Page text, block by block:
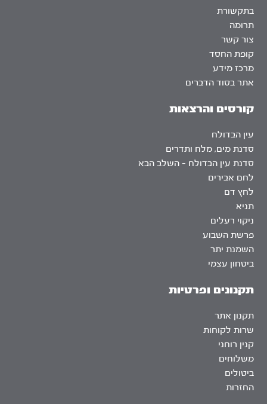
בתקשורת
תרומה
צור קשר
קופת החסד
מרכז מידע
אתר בסוד הדברים
קורסים והרצאות
עין הבדולח
סדנת מים, מלח ותדרים
סדנת עין הבדולח – השלב הבא
לחם אבירים
לחץ דם
תניא
ניקוי רעלים
פרשת השבוע
השמנת יתר
ביטחון עצמי
תקנונים ופרטיות
תקנון אתר
שרות לקוחות
קנין רוחני
משלוחים
ביטולים
החזרות